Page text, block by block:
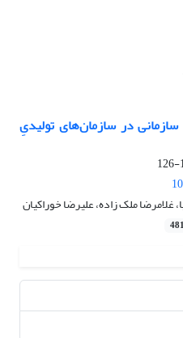
در سازمان‌های تولیدیِ
ملک زاده، علیرضا خوراکیان